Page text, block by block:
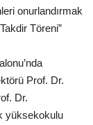
onurlandırmak
Töreni”
Prof. Dr.
Dr.
yüksekokulu